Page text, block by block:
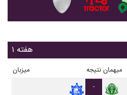
هفته ۱
میزبان نتیجه میهمان
-